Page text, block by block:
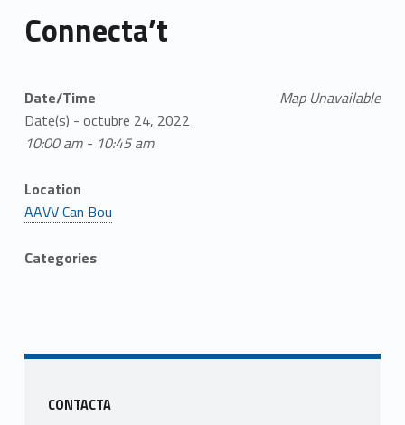
Connecta’t
Map Unavailable
Date/Time
Date(s) - octubre 24, 2022
10:00 am - 10:45 am
Location
AAVV Can Bou
Categories
Sidebar
CONTACTA